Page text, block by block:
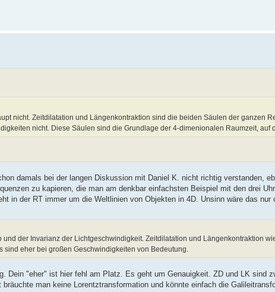
nicht. Zeitdilatation und Längenkontraktion sind die beiden Säulen der ganzen
nicht. Diese Säulen sind die Grundlage der 4-dimenionalen Raumzeit, auf
damals bei der langen Diskussion mit Daniel K. nicht richtig verstanden,
zu kapieren, die man am denkbar einfachsten Beispiel mit den drei
in der RT immer um die Weltlinien von Objekten in 4D. Unsinn wäre das nur
und der Invarianz der Lichtgeschwindigkeit. Zeitdilatation und Längenkontraktion
sind eher bei großen Geschwindigkeiten von Bedeutung.
Dein "eher" ist hier fehl am Platz. Es geht um Genauigkeit. ZD und LK sind
man keine Lorentztransformation und könnte einfach die